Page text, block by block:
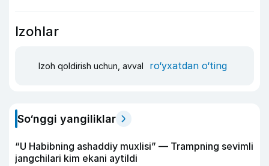
Izohlar
Izoh qoldirish uchun, avval ro‘yxatdan o‘ting
So‘nggi yangiliklar
“U Habibning ashaddiy muxlisi” — Trampning sevimli
jangchilari kim ekani aytildi